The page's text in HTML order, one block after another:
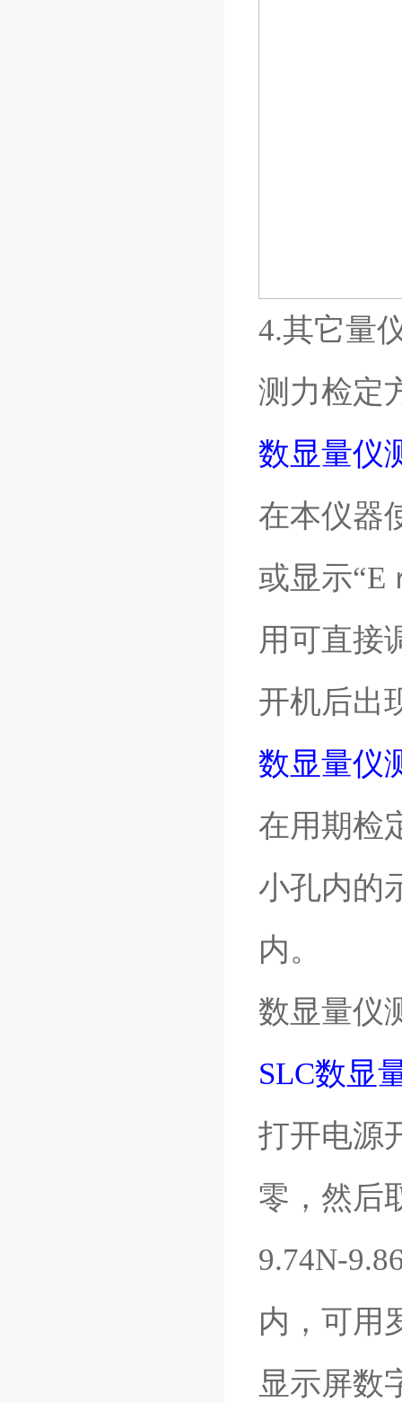
4.其它量
测力检定
数显量仪
在本仪器
或显示“E
用可直接
开机后出
数显量仪
在用期检
小孔内的
内。
数显量仪
SLC数显
打开电源
零，然后
9.74N-
内，可用
显示屏数